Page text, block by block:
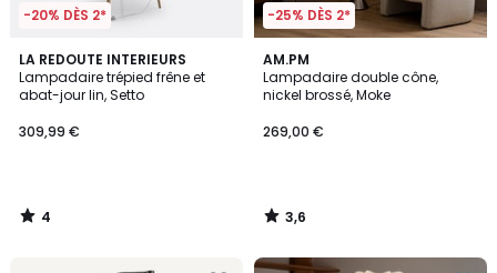
-20% DÈS 2*
LA REDOUTE INTERIEURS
Lampadaire trépied frêne et
abat-jour lin, Setto
309,99 €
4
/
5
4
/
-25% DÈS 2*
AM.PM
Lampadaire double cône,
nickel brossé, Moke
269,00 €
3,6
/ 5
3,6
/